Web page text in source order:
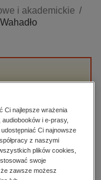
informatyka
i akademickie
Ci najlepsze wrażenia
i e-prasy,
Ci najnowsze
z naszymi
plików cookies,
swoje
że zawsze możesz